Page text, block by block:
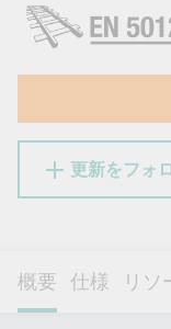
更新をフォ
概要 仕様 リソ